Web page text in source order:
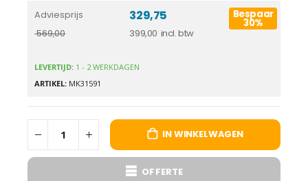
Adviesprijs
569,00 399,00
329,75 Bespaar
30%
LEVERTIJD: 1 - 2 WERKDAGEN
ARTIKEL MK31591
IN WINKELWAGEN
OFFERTE